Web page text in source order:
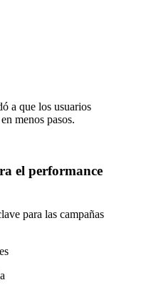
a que los usuarios
menos pasos.
el performance
para las campañas